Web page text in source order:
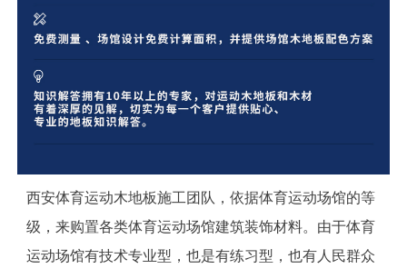
西安体育运动木地板施工团队，依据体育运动场馆的等
级，来购置各类体育运动场馆建筑装饰材料。由于体育
运动场馆有技术专业型，也是有练习型，也有人民群众